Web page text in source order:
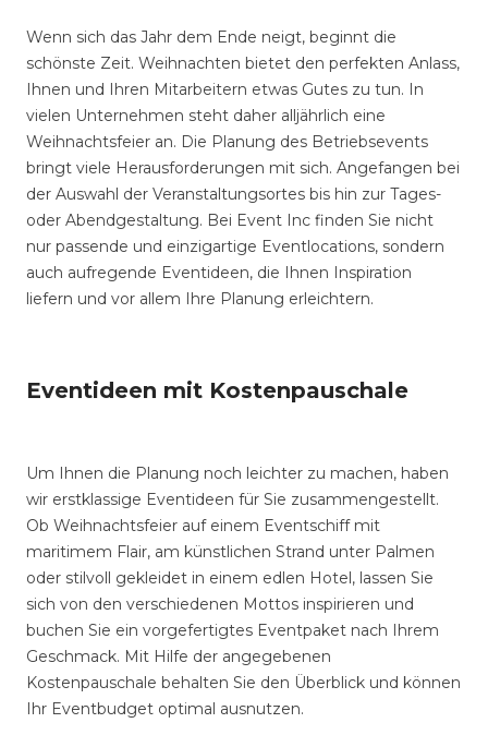
Wenn sich das Jahr dem Ende neigt, beginnt die
schönste Zeit. Weihnachten bietet den perfekten Anlass,
Ihnen und Ihren Mitarbeitern etwas Gutes zu tun. In
vielen Unternehmen steht daher alljährlich eine
Weihnachtsfeier an. Die Planung des Betriebsevents
bringt viele Herausforderungen mit sich. Angefangen bei
der Auswahl der Veranstaltungsortes bis hin zur Tages-
oder Abendgestaltung. Bei Event Inc finden Sie nicht
nur passende und einzigartige Eventlocations, sondern
auch aufregende Eventideen, die Ihnen Inspiration
liefern und vor allem Ihre Planung erleichtern.
Eventideen mit Kostenpauschale
Um Ihnen die Planung noch leichter zu machen, haben
wir erstklassige Eventideen für Sie zusammengestellt.
Ob Weihnachtsfeier auf einem Eventschiff mit
maritimem Flair, am künstlichen Strand unter Palmen
oder stilvoll gekleidet in einem edlen Hotel, lassen Sie
sich von den verschiedenen Mottos inspirieren und
buchen Sie ein vorgefertigtes Eventpaket nach Ihrem
Geschmack. Mit Hilfe der angegebenen
Kostenpauschale behalten Sie den Überblick und können
Ihr Eventbudget optimal ausnutzen.